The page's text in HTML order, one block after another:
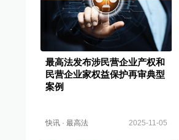
最高法发布涉民营企业产权和
民营企业家权益保护再审典型
案例
快讯 · 最高法 2025-11-05